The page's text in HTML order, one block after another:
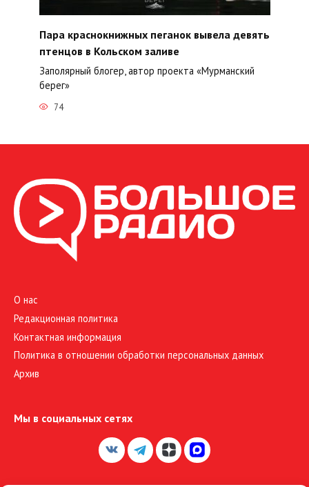
Пара краснокнижных пеганок вывела девять
птенцов в Кольском заливе
Заполярный блогер, автор проекта «Мурманский
берег»
74
О нас
Редакционная политика
Контактная информация
Политика в отношении обработки персональных данных
Архив
Мы в социальных сетях